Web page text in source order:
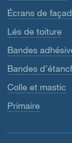
Écrans de
Lés de toiture
Bandes
Bandes
Colle et mastic
Primaire